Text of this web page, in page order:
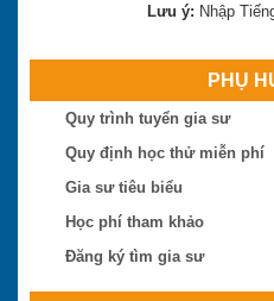
Lưu ý: Nhập
PHỤ
Quy trình tuyển gia sư
Quy định học thử miễn phí
Gia sư tiêu biểu
Học phí tham khảo
Đăng ký tìm gia sư
Trần Thị Minh Thư
Trần Tuấn Việt
Hiện là: Cử nhân